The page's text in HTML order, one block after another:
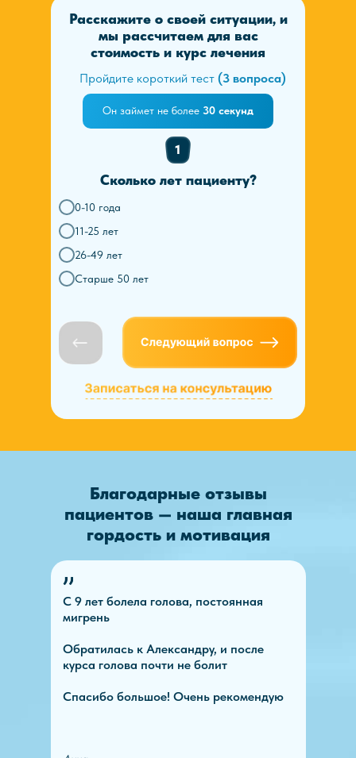
Расскажите о своей ситуации, и
мы рассчитаем для вас
стоимость и курс лечения
Сколько лет пациенту?
Пройдите короткий тест (3 вопроса)
Он займет не более 30 секунд
0-10 года
11-25 лет
26-49 лет
Старше 50 лет
1
Благодарные отзывы
пациентов — наша главная
гордость и мотивация
С 9 лет болела голова, постоянная
мигрень
Обратилась к Александру, и после
курса голова почти не болит
Спасибо большое! Очень рекомендую